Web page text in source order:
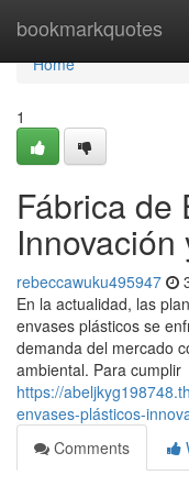
bookmarkquotes
Home
Home
1
Fábrica de
rebeccawuku495947
En la actualidad, las
envases plásticos se
demanda del mercado
ambiental. Para cumplir
https://
envases-plásticos-
Comments